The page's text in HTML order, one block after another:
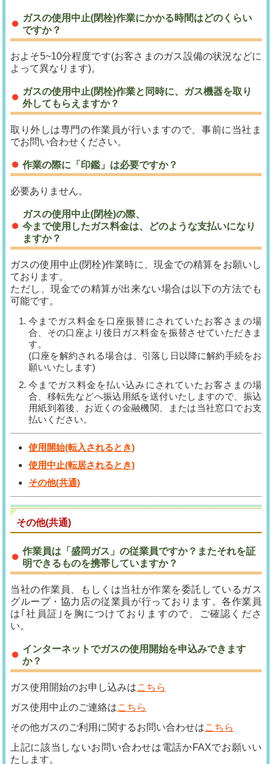
ガスの使用中止(閉栓)作業にかかる時間はどのくらい
ですか？
およそ5~10分程度です(お客さまのガス設備の状況などに
よって異なります)。
ガスの使用中止(閉栓)作業と同時に、ガス機器を取り
外してもらえますか？
取り外しは専門の作業員が行いますので、事前に当社ま
でお問い合わせください。
作業の際に「印鑑」は必要ですか？
必要ありません。
ガスの使用中止(閉栓)の際、
今まで使用したガス料金は、どのような支払いになり
ますか？
ガスの使用中止(閉栓)作業時に、現金での精算をお願いし
ております。
ただし、現金での精算が出来ない場合は以下の方法でも
可能です。
今までガス料金を口座振替にされていたお客さまの場
合、その口座より後日ガス料金を振替させていただきま
す。
(口座を解約される場合は、引落し日以降に解約手続をお
願いいたします)
今までガス料金を払い込みにされていたお客さまの場
合、移転先などへ振込用紙を送付いたしますので、振込
用紙到着後、お近くの金融機関、または当社窓口でお支
払いください。
使用開始(転入されるとき)
使用中止(転居されるとき)
その他(共通)
その他(共通)
作業員は「盛岡ガス」の従業員ですか？またそれを証
明できるものを携帯していますか？
当社の作業員、もしくは当社が作業を委託しているガス
グループ・協力店の従業員が行っております。各作業員
は｢社員証｣を胸につけておりますので、ご確認くださ
い。
インターネットでガスの使用開始を申込みできます
か？
ガス使用開始のお申し込みはこちら
ガス使用中止のご連絡はこちら
その他ガスのご利用に関するお問い合わせはこちら
上記に該当しないお問い合わせは電話かFAXでお願いい
たします。